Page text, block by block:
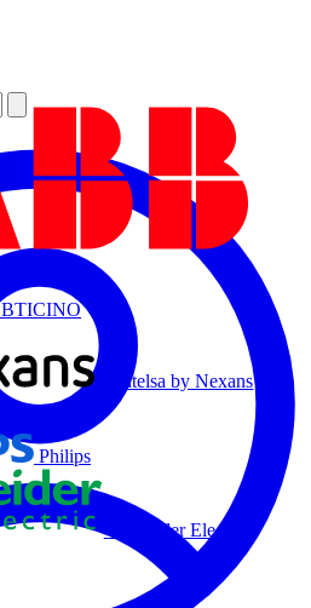
BTICINO
Centelsa by Nexans
Philips
Schneider Electric